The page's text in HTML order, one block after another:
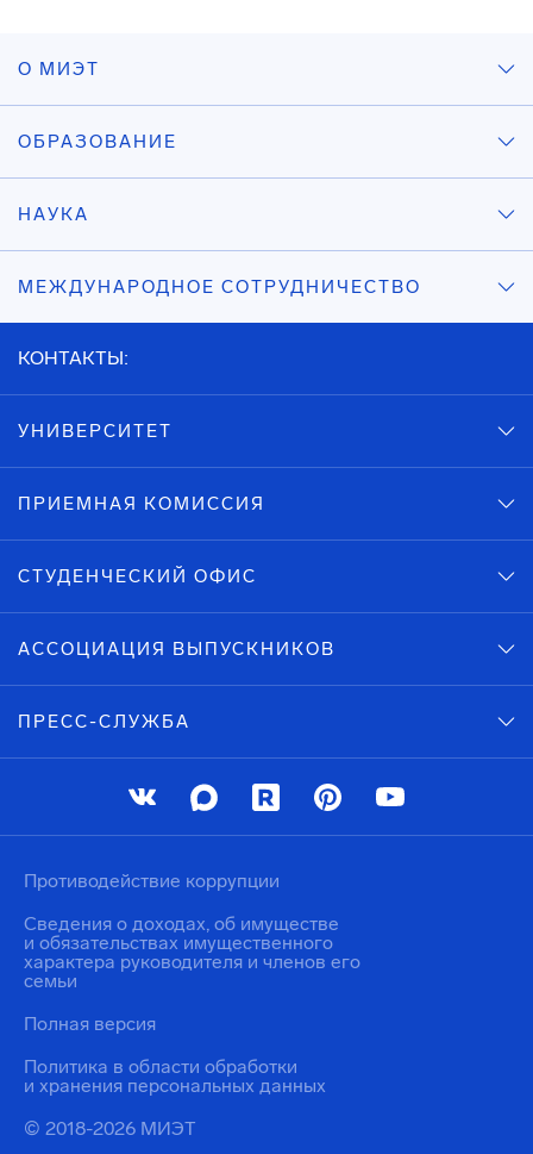
О МИЭТ
ОБРАЗОВАНИЕ
НАУКА
МЕЖДУНАРОДНОЕ СОТРУДНИЧЕСТВО
КОНТАКТЫ:
УНИВЕРСИТЕТ
ПРИЕМНАЯ КОМИССИЯ
СТУДЕНЧЕСКИЙ ОФИС
АССОЦИАЦИЯ ВЫПУСКНИКОВ
ПРЕСС-СЛУЖБА
© 2018-2026 МИЭТ
Политика в области обработки
и хранения персональных данных
Противодействие коррупции
Сведения о доходах, об имуществе
и обязательствах имущественного
характера руководителя и членов его
семьи
Полная версия